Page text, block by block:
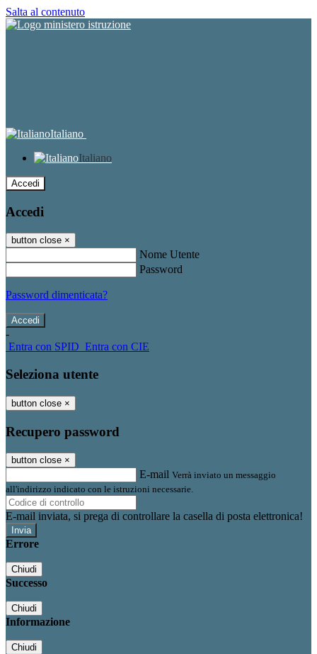
Salta al contenuto
Italiano
Italiano
Accedi
Accedi
button close ×
Nome Utente
Password
Password dimenticata?
-
Entra con SPID Entra con CIE
Seleziona utente
button close ×
Recupero password
button close ×
E-mail Verrà inviato un messaggio
all'indirizzo indicato con le istruzioni necessarie.
E-mail inviata, si prega di controllare la casella di posta elettronica!
Errore
Chiudi
Successo
Chiudi
Informazione
Chiudi